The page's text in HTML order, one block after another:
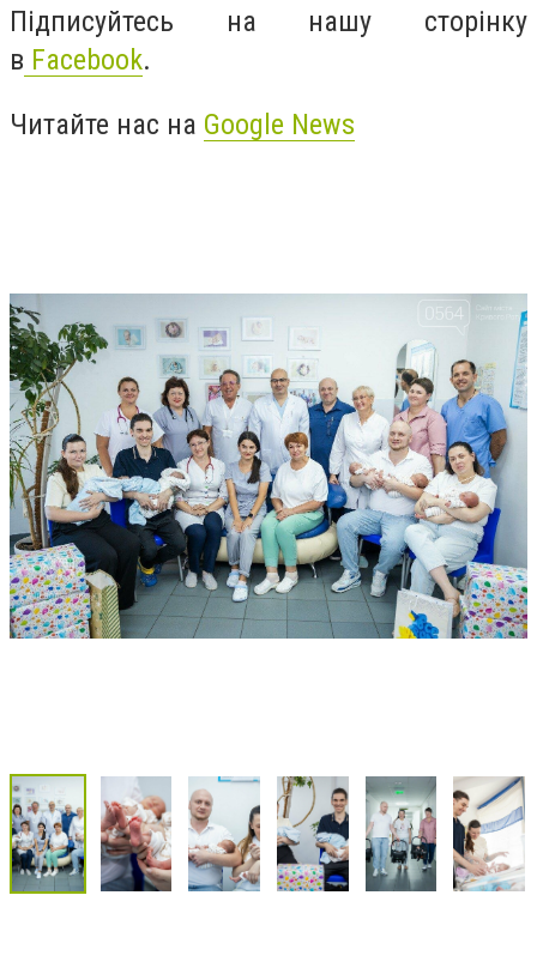
Підписуйтесь на нашу сторінку
в Facebook.
Читайте нас на Google News